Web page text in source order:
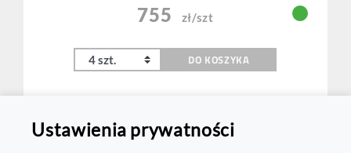
755 zł/szt
DO KOSZYKA
Ustawienia prywatności